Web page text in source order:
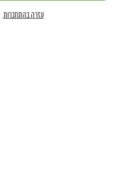
עזרה בהתחברות